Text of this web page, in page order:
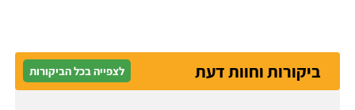
ביקורות וחוות דעת לצפייה בכל הביקורות